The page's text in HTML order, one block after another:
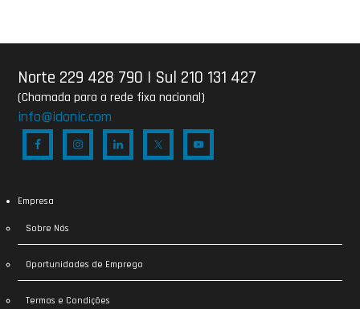
Norte 229 428 790 | Sul 210 131 427
(Chamada para a rede fixa nacional)
info@idonic.com
Empresa
Sobre Nós
Oportunidades de Emprego
Termos e Condições